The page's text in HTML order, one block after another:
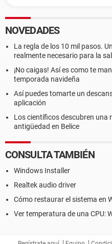
NOVEDADES
La regla de los 10 mil pasos.
realmente necesario para la
¡No caigas! Así es como te
temporada navideña
Así puedes tomarte un
aplicación
Los científicos descubren una
antigüedad en Belice
CONSULTA TAMBIÉN
Windows Installer
Realtek audio driver
Cómo restaurar el sistema en
Ver temperatura de una